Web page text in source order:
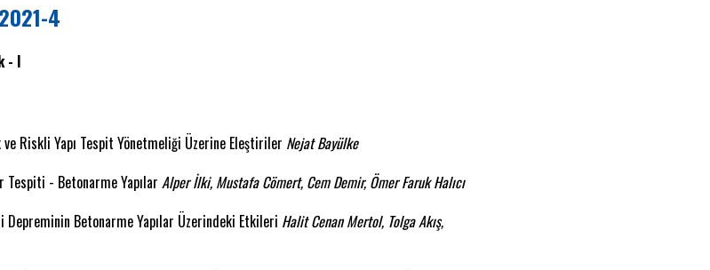
4
- I
Riskli Yapı Tespit Yönetmeliği Üzerine Eleştiriler Nejat Bayülke
Tespiti - Betonarme Yapılar Alper İlki, Mustafa Cömert, Cem Demir, Ömer Faruk Halıcı
Depreminin Betonarme Yapılar Üzerindeki Etkileri Halit Cenan Mertol, Tolga Akış,